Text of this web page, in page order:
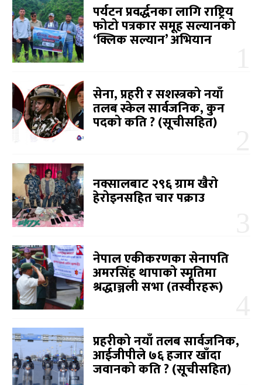
पर्यटन प्रवर्द्धनका लागि राष्ट्रिय
फोटो पत्रकार समूह सल्यानको
‘क्लिक सल्यान’ अभियान
सेना, प्रहरी र सशस्त्रको नयाँ
तलब स्केल सार्वजनिक, कुन
पदको कति ? (सूचीसहित)
नक्सालबाट २९६ ग्राम खैरो
हेरोइनसहित चार पक्राउ
नेपाल एकीकरणका सेनापति
अमरसिंह थापाको स्मृतिमा
श्रद्धाञ्जली सभा (तस्वीरहरू)
प्रहरीको नयाँ तलब सार्वजनिक,
आईजीपीले ७६ हजार खाँदा
जवानको कति ? (सूचीसहित)